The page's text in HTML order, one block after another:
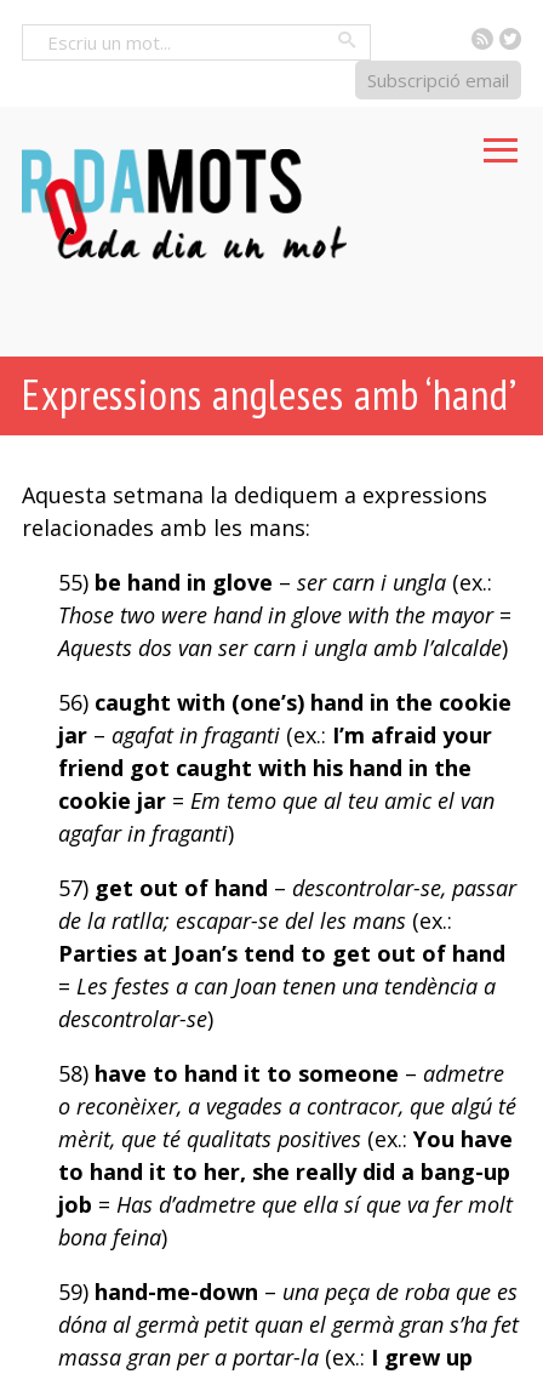
RSS
Subscripció email
Expressions angleses amb ‘hand’
Aquesta setmana la dediquem a expressions
relacionades amb les mans:
55) be hand in glove – ser carn i ungla(ex.:
Those two were hand in glove with the mayor=
Aquests dos van ser carn i ungla amb l’alcalde)
56) caught with (one’s) hand in the cookie
jar– agafat in fraganti(ex.: I’m afraid your
friend got caught with his hand in the
cookie jar= Em temo que al teu amic el van
agafar in fraganti)
57) get out of hand – descontrolar-se, passar
de la ratlla; escapar-se del les mans(ex.:
Parties at Joan’s tend to get out of hand
= Les festes a can Joan tenen una tendència a
descontrolar-se)
58) have to hand it to someone – admetre
o reconèixer, a vegades a contracor, que algú té
mèrit, que té qualitats positives(ex.: You have
to hand it to her, she really did a bang-up
job = Has d’admetre que ella sí que va fer molt
bona feina)
59) hand-me-down – una peça de roba que es
dóna al germà petit quan el germà gran s’ha fet
massa gran per a portar-la(ex.: I grew up